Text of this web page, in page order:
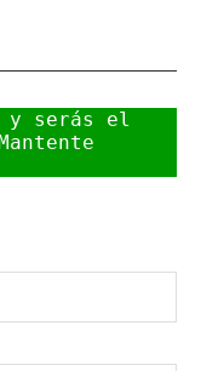
y serás el